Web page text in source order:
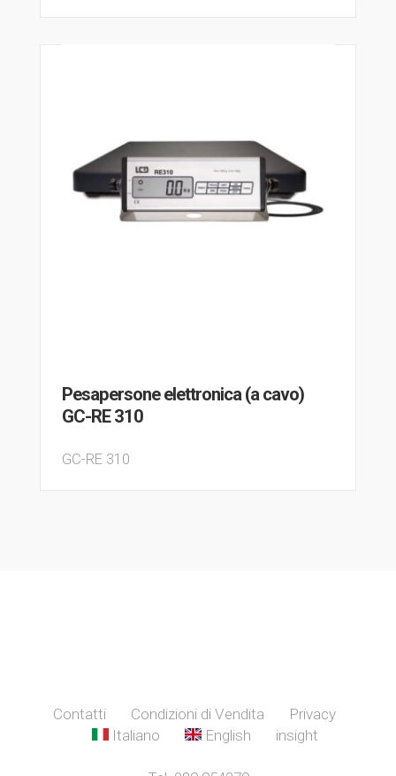
Pesapersone elettronica (a cavo)
GC-RE 310
GC-RE 310
Contatti Condizioni di Vendita
Privacy
Italiano
English insight